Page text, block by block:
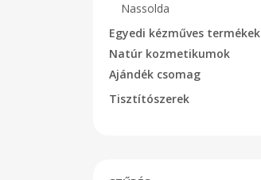
Nassolda
Egyedi kézműves termékek
Natúr kozmetikumok
Ajándék csomag
Tisztítószerek